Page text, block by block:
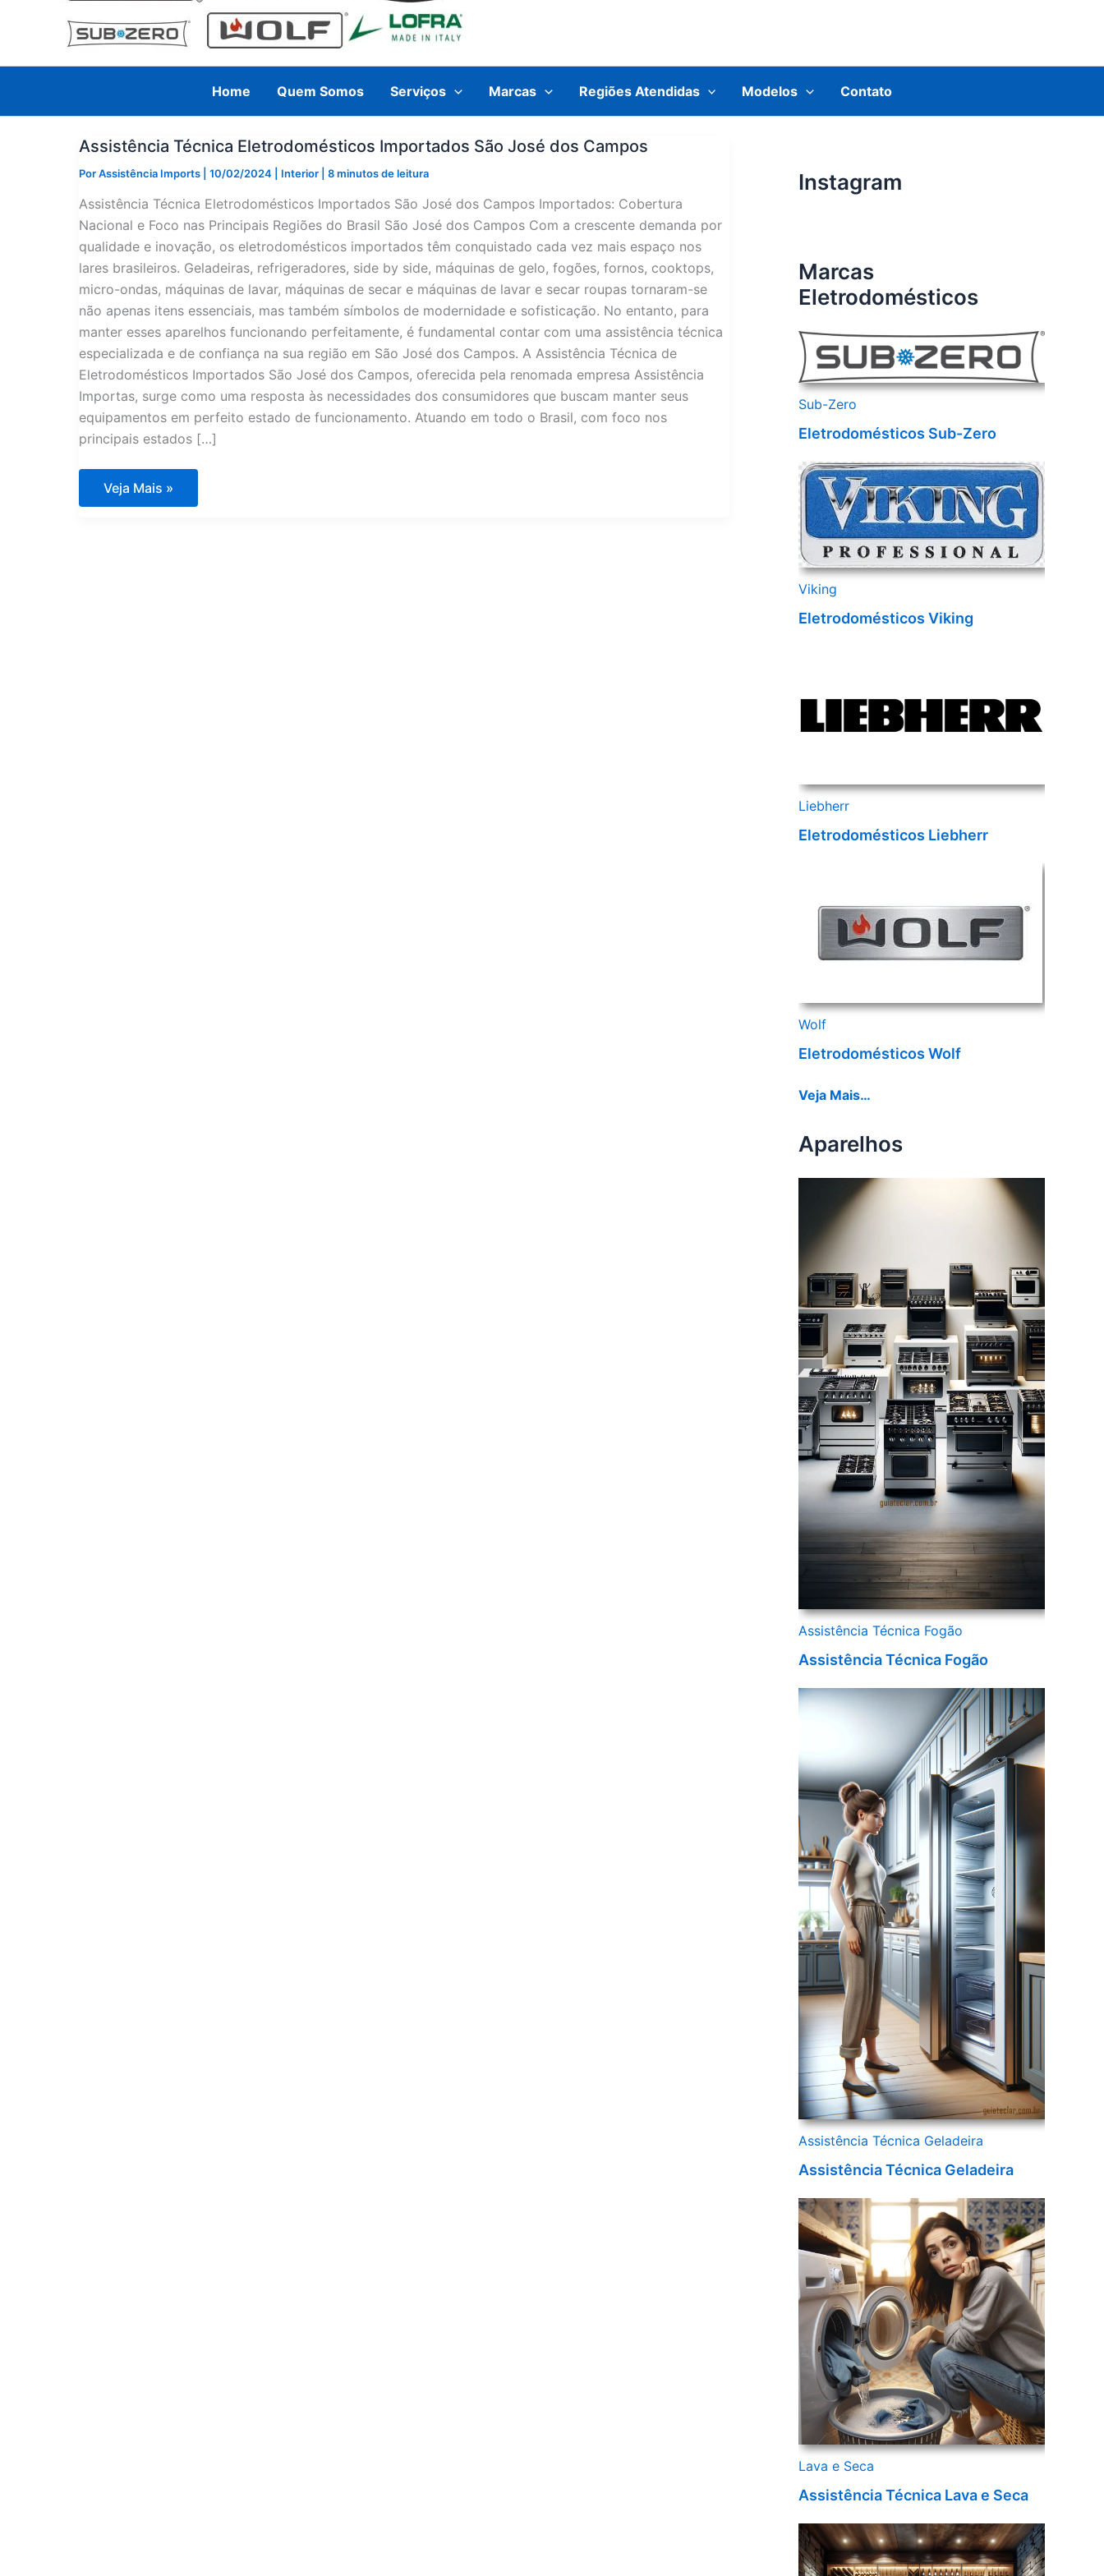
Home Quem Somos Serviços Marcas Regiões Atendidas Modelos Contato
Assistência Técnica Eletrodomésticos Importados São José dos Campos
PorAssistência Imports 10/02/2024 Interior 8 minutos de leitura
Assistência Técnica Eletrodomésticos Importados São José dos Campos Importados: Cobertura
Nacional e Foco nas Principais Regiões do Brasil São José dos Campos Com a crescente demanda por
qualidade e inovação, os eletrodomésticos importados têm conquistado cada vez mais espaço nos
lares brasileiros. Geladeiras, refrigeradores, side by side, máquinas de gelo, fogões, fornos, cooktops,
micro-ondas, máquinas de lavar, máquinas de secar e máquinas de lavar e secar roupas tornaram-se
não apenas itens essenciais, mas também símbolos de modernidade e sofisticação. No entanto, para
manter esses aparelhos funcionando perfeitamente, é fundamental contar com uma assistência técnica
especializada e de confiança na sua região em São José dos Campos. A Assistência Técnica de
Eletrodomésticos Importados São José dos Campos, oferecida pela renomada empresa Assistência
Importas, surge como uma resposta às necessidades dos consumidores que buscam manter seus
equipamentos em perfeito estado de funcionamento. Atuando em todo o Brasil, com foco nos
principais estados […]
Assistência
Técnica
Veja Mais »
Instagram
Marcas
Eletrodomésticos
Sub-Zero
Eletrodomésticos Sub-Zero
Viking
Eletrodomésticos Viking
Liebherr
Eletrodomésticos Liebherr
Wolf
Eletrodomésticos Wolf
Veja Mais…
Aparelhos
Assistência Técnica Fogão
Assistência Técnica Fogão
Assistência Técnica Geladeira
Assistência Técnica Geladeira
Lava e Seca
Assistência Técnica Lava e Seca